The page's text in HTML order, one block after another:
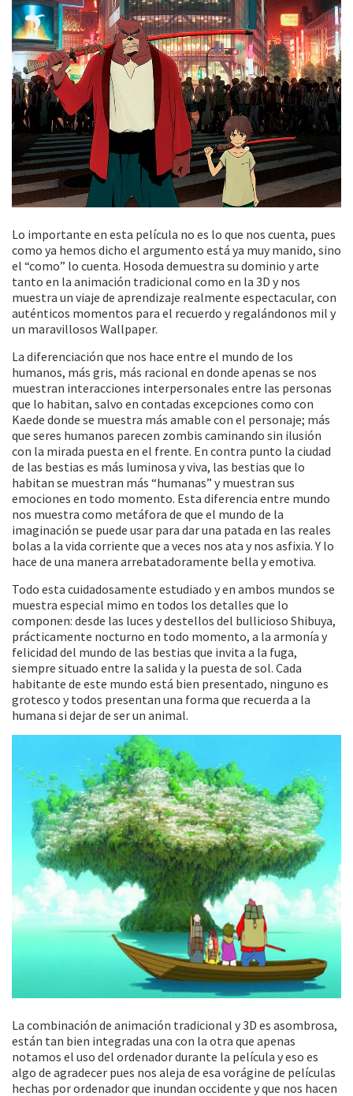
Lo importante en esta película no es lo que nos cuenta, pues
como ya hemos dicho el argumento está ya muy manido, sino
el “como” lo cuenta. Hosoda demuestra su dominio y arte
tanto en la animación tradicional como en la 3D y nos
muestra un viaje de aprendizaje realmente espectacular, con
auténticos momentos para el recuerdo y regalándonos mil y
un maravillosos Wallpaper.
La diferenciación que nos hace entre el mundo de los
humanos, más gris, más racional en donde apenas se nos
muestran interacciones interpersonales entre las personas
que lo habitan, salvo en contadas excepciones como con
Kaede donde se muestra más amable con el personaje; más
que seres humanos parecen zombis caminando sin ilusión
con la mirada puesta en el frente. En contra punto la ciudad
de las bestias es más luminosa y viva, las bestias que lo
habitan se muestran más “humanas” y muestran sus
emociones en todo momento. Esta diferencia entre mundo
nos muestra como metáfora de que el mundo de la
imaginación se puede usar para dar una patada en las reales
bolas a la vida corriente que a veces nos ata y nos asfixia. Y lo
hace de una manera arrebatadoramente bella y emotiva.
Todo esta cuidadosamente estudiado y en ambos mundos se
muestra especial mimo en todos los detalles que lo
componen: desde las luces y destellos del bullicioso Shibuya,
prácticamente nocturno en todo momento, a la armonía y
felicidad del mundo de las bestias que invita a la fuga,
siempre situado entre la salida y la puesta de sol. Cada
habitante de este mundo está bien presentado, ninguno es
grotesco y todos presentan una forma que recuerda a la
humana si dejar de ser un animal.
La combinación de animación tradicional y 3D es asombrosa,
están tan bien integradas una con la otra que apenas
notamos el uso del ordenador durante la película y eso es
algo de agradecer pues nos aleja de esa vorágine de películas
hechas por ordenador que inundan occidente y que nos hacen